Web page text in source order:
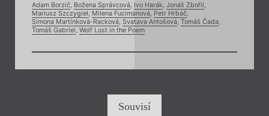
Adam Borzič, Božena Správcová, Ivo Harák, Jonáš Zbořil,
Mariusz Szczygieł, Milena Fucimanová, Petr Hrbáč,
Simona Martínková-Racková, Svatava Antošová, Tomáš Čada,
Tomáš Gabriel, Wolf Lost in the Poem
Souvisí